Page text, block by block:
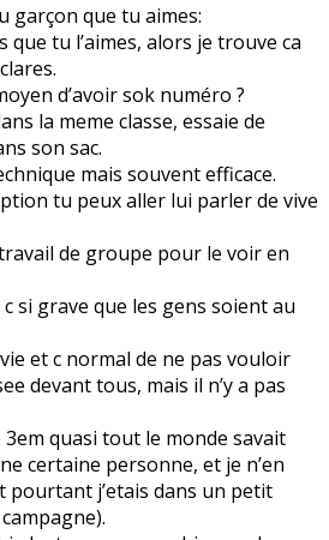
garçon que tu aimes:
que tu l’aimes, alors je trouve ca
d’avoir sok numéro ?
la meme classe, essaie de
son sac.
mais souvent efficace.
tu peux aller lui parler de vive
de groupe pour le voir en
si grave que les gens soient au
et c normal de ne pas vouloir
devant tous, mais il n’y a pas
3em quasi tout le monde savait
certaine personne, et je n’en
pourtant j’etais dans un petit